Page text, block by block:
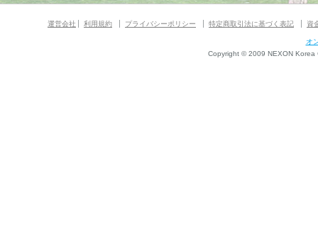
運営会社 利用規約 プライバシーポリシー 特定商取引法に基づく表記 資
オ
Copyright © 2009 NEXON Korea